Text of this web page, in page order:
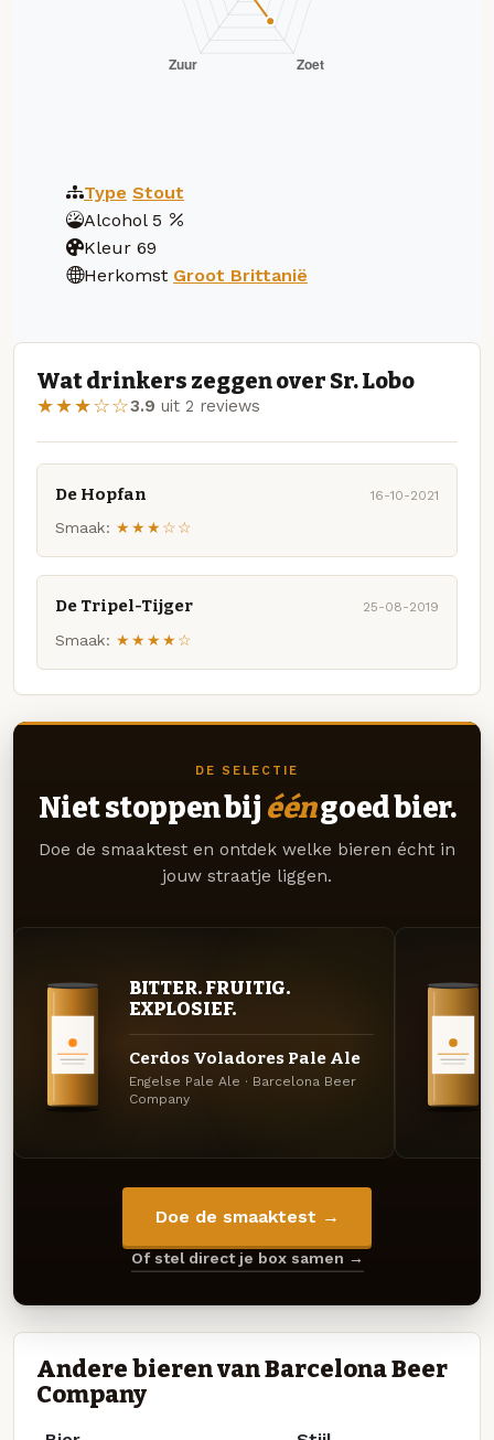
Type Stout
Alcohol 5
Kleur 69
Herkomst Groot Brittanië
Wat drinkers zeggen over Sr. Lobo
★★★☆☆3.9 uit 2 reviews
De Hopfan 16-10-2021
Smaak: ★★★☆☆
De Tripel-Tijger 25-08-2019
Smaak: ★★★★☆
DE SELECTIE
Niet stoppen bij ééngoed bier.
Doe de smaaktest en ontdek welke bieren écht in
jouw straatje liggen.
BITTER. FRUITIG.
EXPLOSIEF.
Cerdos Voladores Pale Ale
Engelse Pale Ale · Barcelona Beer
Company
Doe de smaaktest →
Of stel direct je box samen →
Andere bieren van Barcelona Beer
Company